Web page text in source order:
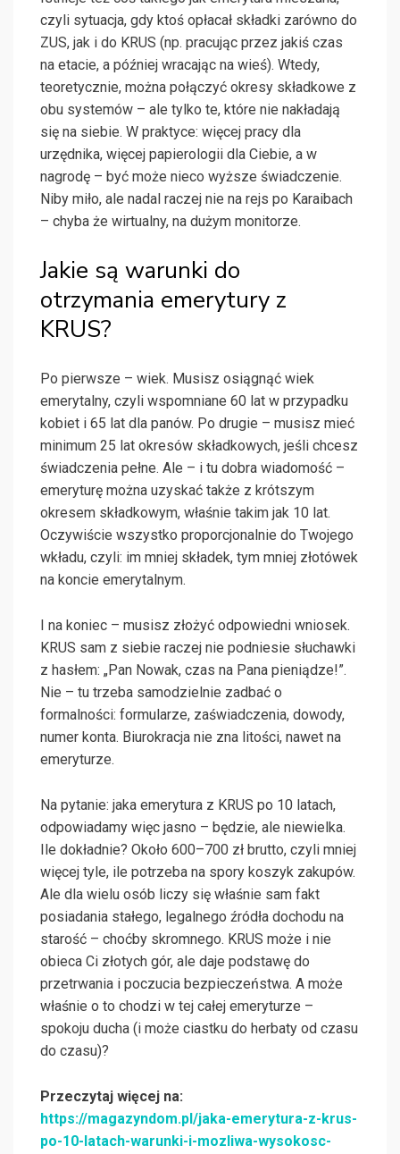
czyli sytuacja, gdy ktoś opłacał składki zarówno do
ZUS, jak i do KRUS (np. pracując przez jakiś czas
na etacie, a później wracając na wieś). Wtedy,
teoretycznie, można połączyć okresy składkowe z
obu systemów – ale tylko te, które nie nakładają
się na siebie. W praktyce: więcej pracy dla
urzędnika, więcej papierologii dla Ciebie, a w
nagrodę – być może nieco wyższe świadczenie.
Niby miło, ale nadal raczej nie na rejs po Karaibach
– chyba że wirtualny, na dużym monitorze.
Jakie są warunki do
otrzymania emerytury z
KRUS?
Po pierwsze – wiek. Musisz osiągnąć wiek
emerytalny, czyli wspomniane 60 lat w przypadku
kobiet i 65 lat dla panów. Po drugie – musisz mieć
minimum 25 lat okresów składkowych, jeśli chcesz
świadczenia pełne. Ale – i tu dobra wiadomość –
emeryturę można uzyskać także z krótszym
okresem składkowym, właśnie takim jak 10 lat.
Oczywiście wszystko proporcjonalnie do Twojego
wkładu, czyli: im mniej składek, tym mniej złotówek
na koncie emerytalnym.
I na koniec – musisz złożyć odpowiedni wniosek.
KRUS sam z siebie raczej nie podniesie słuchawki
z hasłem: „Pan Nowak, czas na Pana pieniądze!”.
Nie – tu trzeba samodzielnie zadbać o
formalności: formularze, zaświadczenia, dowody,
numer konta. Biurokracja nie zna litości, nawet na
emeryturze.
Na pytanie: jaka emerytura z KRUS po 10 latach,
odpowiadamy więc jasno – będzie, ale niewielka.
Ile dokładnie? Około 600–700 zł brutto, czyli mniej
więcej tyle, ile potrzeba na spory koszyk zakupów.
Ale dla wielu osób liczy się właśnie sam fakt
posiadania stałego, legalnego źródła dochodu na
starość – choćby skromnego. KRUS może i nie
obieca Ci złotych gór, ale daje podstawę do
przetrwania i poczucia bezpieczeństwa. A może
właśnie o to chodzi w tej całej emeryturze –
spokoju ducha (i może ciastku do herbaty od czasu
do czasu)?
Przeczytaj więcej na:
https://magazyndom.pl/jaka-emerytura-z-krus-
po-10-latach-warunki-i-mozliwa-wysokosc-